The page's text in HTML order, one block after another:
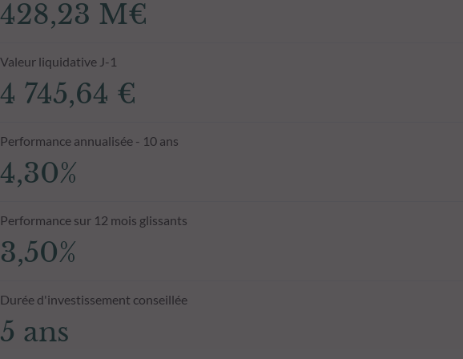
428,23 M€
Valeur liquidative J-1
4 745,64 €
Performance annualisée - 10 ans
4,30%
Performance sur 12 mois glissants
3,50%
Durée d'investissement conseillée
5 ans